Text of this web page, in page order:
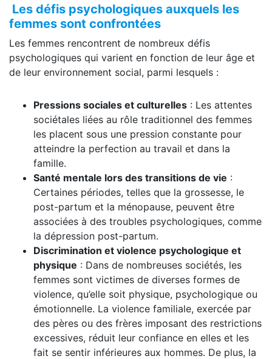
Les défis psychologiques auxquels les
femmes sont confrontées
Les femmes rencontrent de nombreux défis
psychologiques qui varient en fonction de leur âge et
de leur environnement social, parmi lesquels :
Pressions sociales et culturelles : Les attentes
sociétales liées au rôle traditionnel des femmes
les placent sous une pression constante pour
atteindre la perfection au travail et dans la
famille.
Santé mentale lors des transitions de vie :
Certaines périodes, telles que la grossesse, le
post-partum et la ménopause, peuvent être
associées à des troubles psychologiques, comme
la dépression post-partum.
Discrimination et violence psychologique et
physique : Dans de nombreuses sociétés, les
femmes sont victimes de diverses formes de
violence, qu’elle soit physique, psychologique ou
émotionnelle. La violence familiale, exercée par
des pères ou des frères imposant des restrictions
excessives, réduit leur confiance en elles et les
fait se sentir inférieures aux hommes. De plus, la